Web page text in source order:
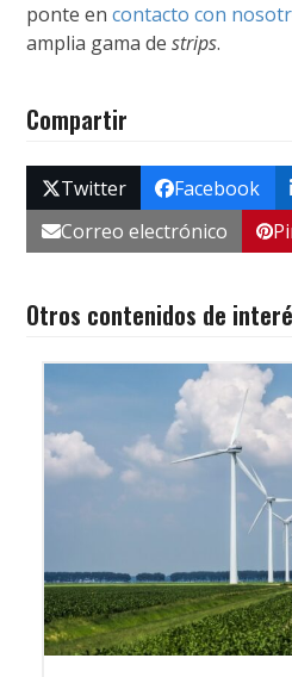
ponte encontacto con
amplia gama destrips.
Compartir
Twitter Facebook
Correo electrónico
Otros contenidos de